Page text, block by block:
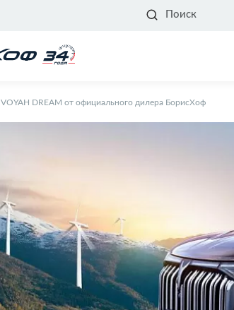
Поиск
VOYAH DREAM от официального дилера БорисХоф